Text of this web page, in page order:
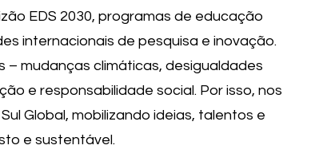
EDS 2030, programas de educação
internacionais de pesquisa e inovação.
mudanças climáticas, desigualdades
e responsabilidade social. Por isso, nos
Global, mobilizando ideias, talentos e
e sustentável.